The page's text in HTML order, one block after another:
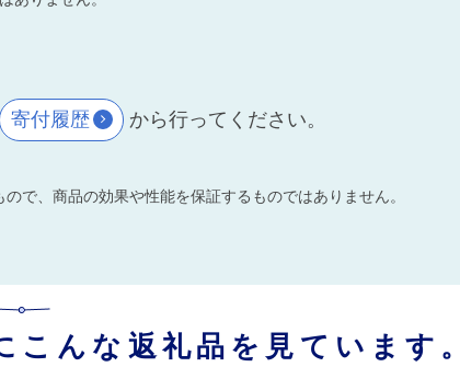
寄付履歴 から行ってください。
で、商品の効果や性能を保証するものではありません。
んな返礼品を見ています。